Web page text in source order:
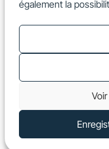
également la